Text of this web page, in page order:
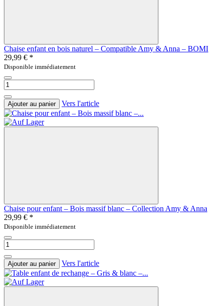
Chaise enfant en bois naturel – Compatible Amy & Anna – BOMI
29,99 € *
Disponible immédiatement
Ajouter au panier Vers l'article
Chaise pour enfant – Bois massif blanc – Collection Amy & Anna
29,99 € *
Disponible immédiatement
Ajouter au panier Vers l'article